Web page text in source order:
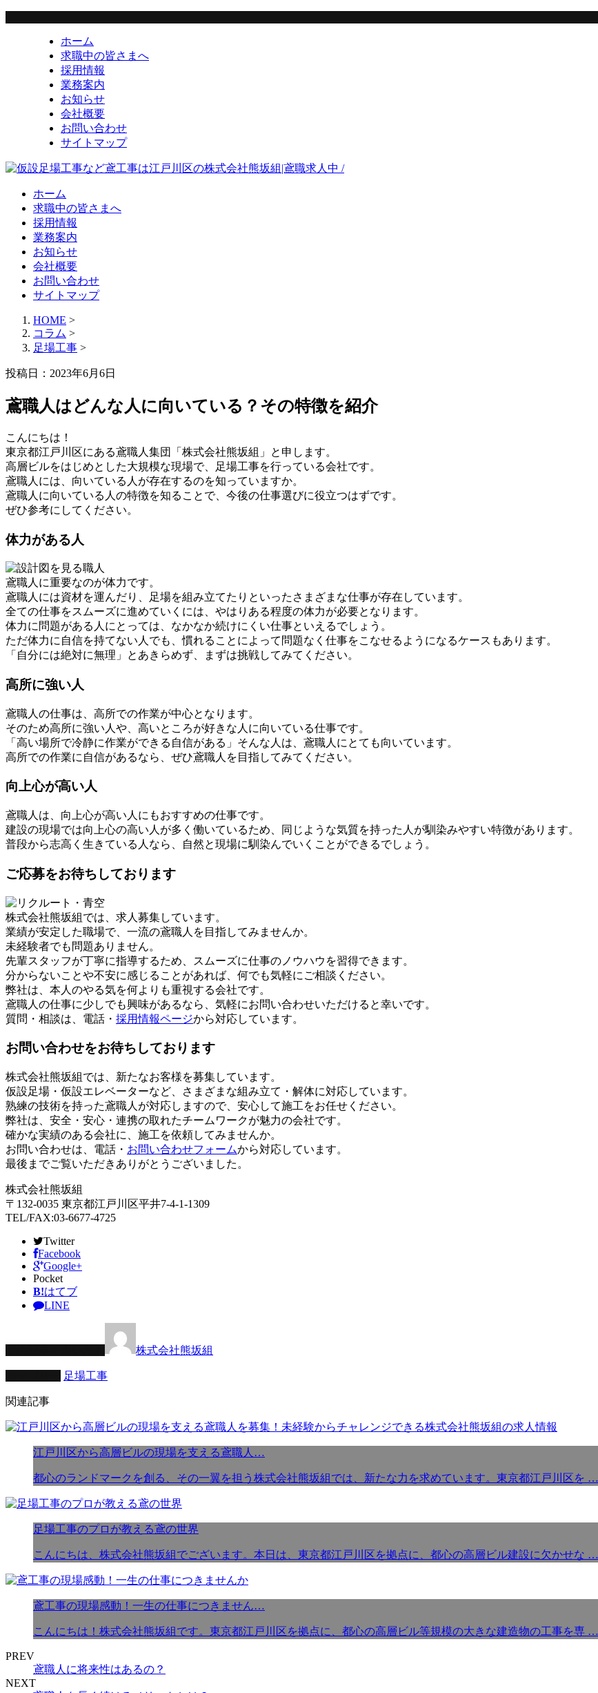
ホーム
求職中の皆さまへ
採用情報
業務案内
お知らせ
会社概要
お問い合わせ
サイトマップ
ホーム
求職中の皆さまへ
採用情報
業務案内
お知らせ
会社概要
お問い合わせ
サイトマップ
HOME >
コラム >
足場工事 >
投稿日：2023年6月6日
鳶職人はどんな人に向いている？その特徴を紹介
こんにちは！
東京都江戸川区にある鳶職人集団「株式会社熊坂組」と申します。
高層ビルをはじめとした大規模な現場で、足場工事を行っている会社です。
鳶職人には、向いている人が存在するのを知っていますか。
鳶職人に向いている人の特徴を知ることで、今後の仕事選びに役立つはずです。
ぜひ参考にしてください。
体力がある人
鳶職人に重要なのが体力です。
鳶職人には資材を運んだり、足場を組み立てたりといったさまざまな仕事が存在しています。
全ての仕事をスムーズに進めていくには、やはりある程度の体力が必要となります。
体力に問題がある人にとっては、なかなか続けにくい仕事といえるでしょう。
ただ体力に自信を持てない人でも、慣れることによって問題なく仕事をこなせるようになるケースもあります。
「自分には絶対に無理」とあきらめず、まずは挑戦してみてください。
高所に強い人
鳶職人の仕事は、高所での作業が中心となります。
そのため高所に強い人や、高いところが好きな人に向いている仕事です。
「高い場所で冷静に作業ができる自信がある」そんな人は、鳶職人にとても向いています。
高所での作業に自信があるなら、ぜひ鳶職人を目指してみてください。
向上心が高い人
鳶職人は、向上心が高い人にもおすすめの仕事です。
建設の現場では向上心の高い人が多く働いているため、同じような気質を持った人が馴染みやすい特徴があります。
普段から志高く生きている人なら、自然と現場に馴染んでいくことができるでしょう。
ご応募をお待ちしております
株式会社熊坂組では、求人募集しています。
業績が安定した職場で、一流の鳶職人を目指してみませんか。
未経験者でも問題ありません。
先輩スタッフが丁寧に指導するため、スムーズに仕事のノウハウを習得できます。
分からないことや不安に感じることがあれば、何でも気軽にご相談ください。
弊社は、本人のやる気を何よりも重視する会社です。
鳶職人の仕事に少しでも興味があるなら、気軽にお問い合わせいただけると幸いです。
質問・相談は、電話・ 採用情報ページから対応しています。
お問い合わせをお待ちしております
株式会社熊坂組では、新たなお客様を募集しています。
仮設足場・仮設エレベーターなど、さまざまな組み立て・解体に対応しています。
熟練の技術を持った鳶職人が対応しますので、安心して施工をお任せください。
弊社は、安全・安心・連携の取れたチームワークが魅力の会社です。
確かな実績のある会社に、施工を依頼してみませんか。
お問い合わせは、電話・ お問い合わせフォームから対応しています。
最後までご覧いただきありがとうございました。
株式会社熊坂組
〒132-0035 東京都江戸川区平井7-4-1-1309
TEL/FAX:03-6677-4725
Twitter
Facebook
Google+
Pocket
B!はてブ
LINE
株式会社熊坂組
足場工事
関連記事
江戸川区から高層ビルの現場を支える鳶職人…
都心のランドマークを創る、その一翼を担う株式会社熊坂組では、新たな力を求めています。東京都江戸川区を …
足場工事のプロが教える鳶の世界
こんにちは、株式会社熊坂組でございます。本日は、東京都江戸川区を拠点に、都心の高層ビル建設に欠かせな …
鳶工事の現場感動！一生の仕事につきません…
こんにちは！株式会社熊坂組です。東京都江戸川区を拠点に、都心の高層ビル等規模の大きな建造物の工事を専 …
PREV
鳶職人に将来性はあるの？
NEXT